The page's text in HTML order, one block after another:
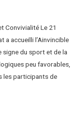
Convivialité Le 21
a accueilli l’Ainvincible
signe du sport et de la
peu favorables,
les participants de